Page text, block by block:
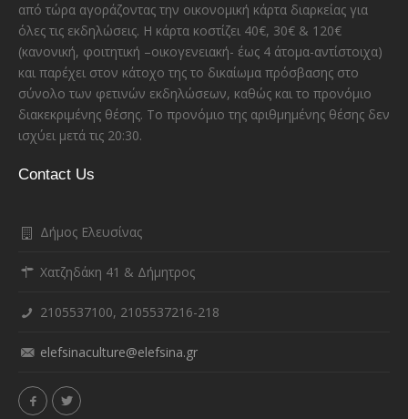
από τώρα αγοράζοντας την οικονομική κάρτα διαρκείας για
όλες τις εκδηλώσεις. Η κάρτα κοστίζει 40€, 30€ & 120€
(κανονική, φοιτητική –οικογενειακή- έως 4 άτομα-αντίστοιχα)
και παρέχει στον κάτοχο της το δικαίωμα πρόσβασης στο
σύνολο των φετινών εκδηλώσεων, καθώς και το προνόμιο
διακεκριμένης θέσης. Το προνόμιο της αριθμημένης θέσης δεν
ισχύει μετά τις 20:30.
Contact Us
Δήμος Ελευσίνας
Χατζηδάκη 41 & Δήμητρος
2105537100, 2105537216-218
elefsinaculture@elefsina.gr